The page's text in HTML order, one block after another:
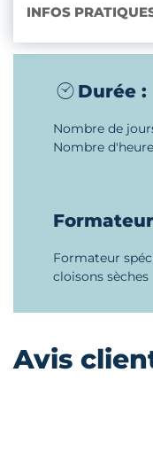
INFOS
Durée :
Nombre de
Nombre
Formateur
cloisons sèches
Avis